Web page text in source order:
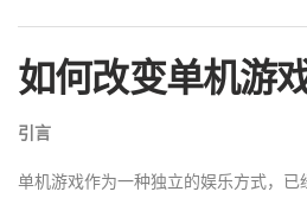
如何改变单机游
引言
单机游戏作为一种独立的娱乐方式，